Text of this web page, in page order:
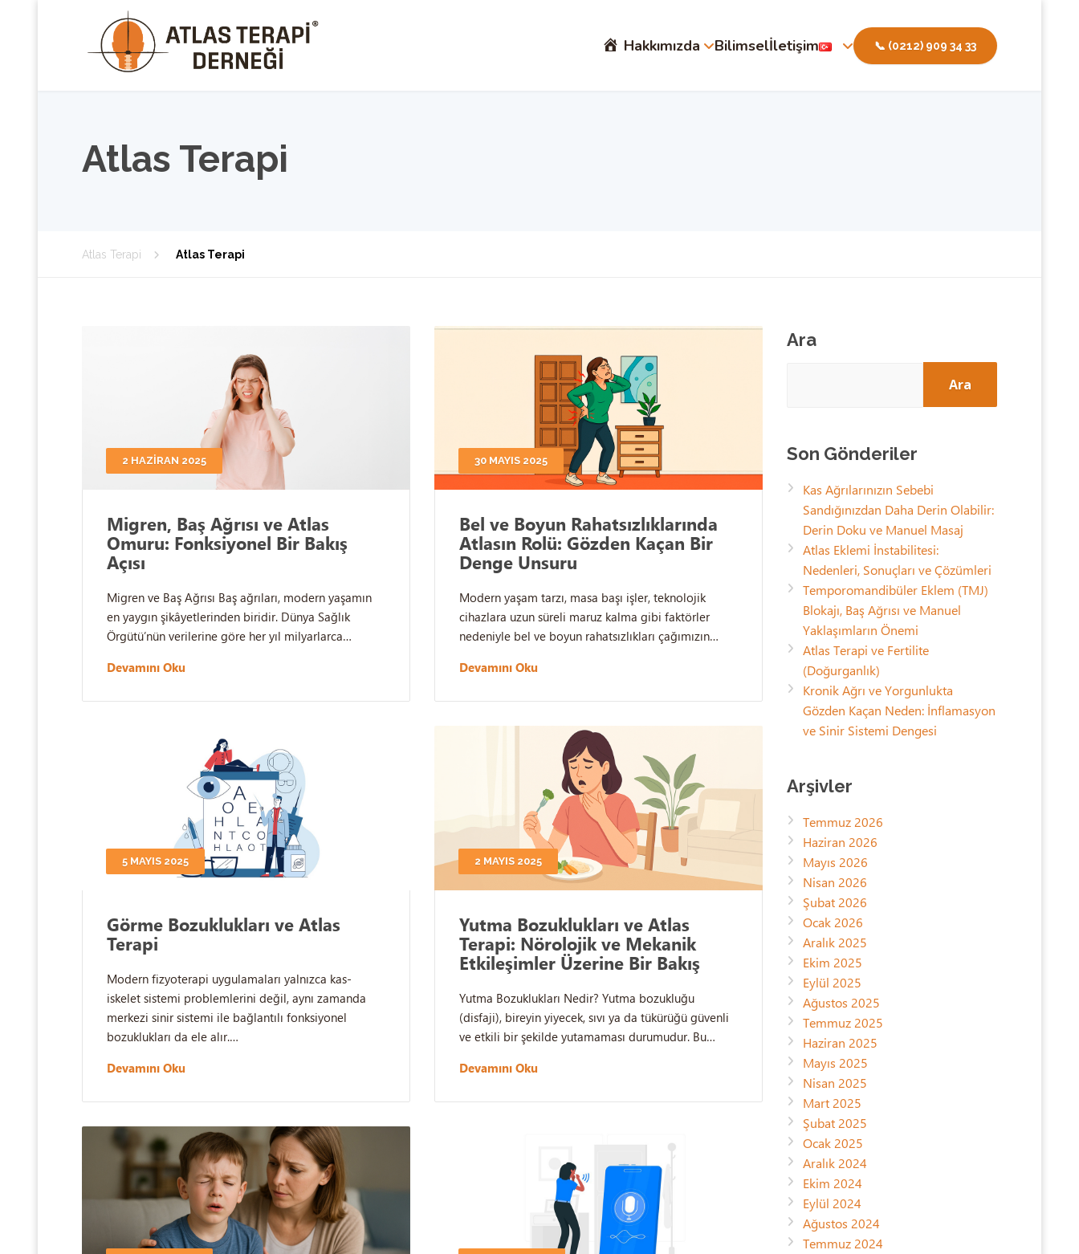
Hakkımızda Bilimselİletişim 📞 (0212) 909 34 33
Atlas Terapi
Atlas Terapi Atlas Terapi
2 HAZIRAN 2025
Migren, Baş Ağrısı ve Atlas
Omuru: Fonksiyonel Bir Bakış
Açısı
Migren ve Baş Ağrısı Baş ağrıları, modern yaşamın
en yaygın şikâyetlerinden biridir. Dünya Sağlık
Örgütü’nün verilerine göre her yıl milyarlarca…
Devamını Oku
30 MAYIS 2025
Bel ve Boyun Rahatsızlıklarında
Atlasın Rolü: Gözden Kaçan Bir
Denge Unsuru
Modern yaşam tarzı, masa başı işler, teknolojik
cihazlara uzun süreli maruz kalma gibi faktörler
nedeniyle bel ve boyun rahatsızlıkları çağımızın…
Devamını Oku
5 MAYIS 2025
Görme Bozuklukları ve Atlas
Terapi
Modern fizyoterapi uygulamaları yalnızca kas-
iskelet sistemi problemlerini değil, aynı zamanda
merkezi sinir sistemi ile bağlantılı fonksiyonel
bozuklukları da ele alır.…
Devamını Oku
2 MAYIS 2025
Yutma Bozuklukları ve Atlas
Terapi: Nörolojik ve Mekanik
Etkileşimler Üzerine Bir Bakış
Yutma Bozuklukları Nedir? Yutma bozukluğu
(disfaji), bireyin yiyecek, sıvı ya da tükürüğü güvenli
ve etkili bir şekilde yutamaması durumudur. Bu…
Devamını Oku
Ara
Ara
Son Gönderiler
Kas Ağrılarınızın Sebebi
Sandığınızdan Daha Derin Olabilir:
Derin Doku ve Manuel Masaj
Atlas Eklemi İnstabilitesi:
Nedenleri, Sonuçları ve Çözümleri
Temporomandibüler Eklem (TMJ)
Blokajı, Baş Ağrısı ve Manuel
Yaklaşımların Önemi
Atlas Terapi ve Fertilite
(Doğurganlık)
Kronik Ağrı ve Yorgunlukta
Gözden Kaçan Neden: İnflamasyon
ve Sinir Sistemi Dengesi
Arşivler
Temmuz 2026
Haziran 2026
Mayıs 2026
Nisan 2026
Şubat 2026
Ocak 2026
Aralık 2025
Ekim 2025
Eylül 2025
Ağustos 2025
Temmuz 2025
Haziran 2025
Mayıs 2025
Nisan 2025
Mart 2025
Şubat 2025
Ocak 2025
Aralık 2024
Ekim 2024
Eylül 2024
Ağustos 2024
Temmuz 2024